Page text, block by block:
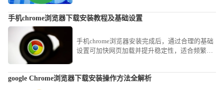
手机chrome浏览器下载安装教程及基础设置
手机chrome浏览器安装完成后，通过合理的基础
设置可加快网页加载并提升稳定性，适合频繁进
google Chrome浏览器下载安装操作方法全解析